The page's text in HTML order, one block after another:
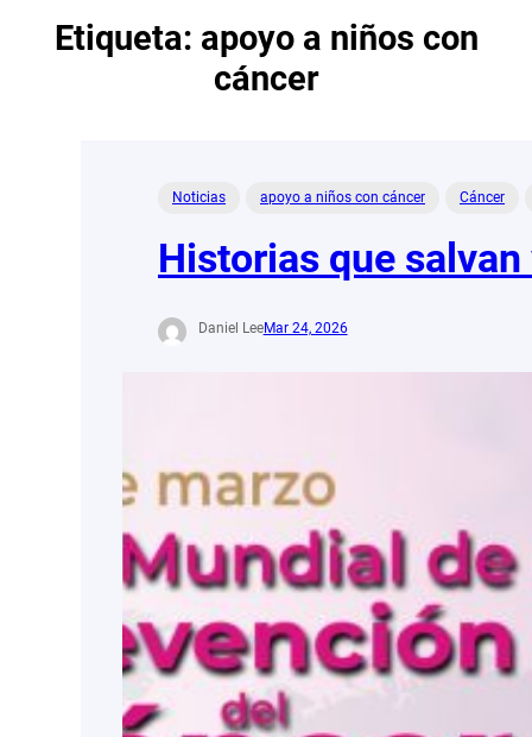
Etiqueta: apoyo a niños con
cáncer
Noticias apoyo a niños con cáncer Cáncer
Historias que
Daniel LeeMar 24, 2026